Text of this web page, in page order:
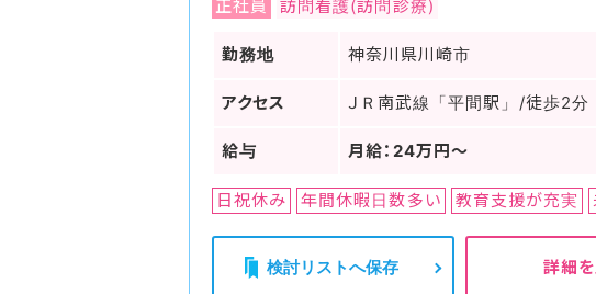
正社員 訪問看護(訪問診療)
勤務地 神奈川県川崎市
アクセス ＪＲ南武線「平間駅」/徒歩2分
給与 月給：24万円～
日祝休み 年間休暇日数多い 教育支援が充実
検討リストへ保存 詳細